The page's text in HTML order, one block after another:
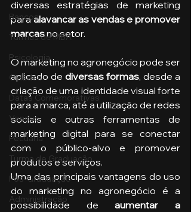
Bancos
Turmas de MBA
Psicologia
Cidades
Datas Comemorativas
Vendas
Pecuária
Turma de Graduação
Pós-Graduação
Administração
diversas estratégias de marketing
para alavancar as vendas e promover
marcas no setor.
O marketing no agronegócio pode ser
aplicado de diversas formas, desde a
criação de uma identidade visual forte
para a marca, até a utilização de redes
sociais e outras ferramentas de
marketing digital para se conectar
com o público-alvo e promover
produtos e serviços.
Uma das principais vantagens do uso
do marketing no agronegócio é a
possibilidade de aumentar a